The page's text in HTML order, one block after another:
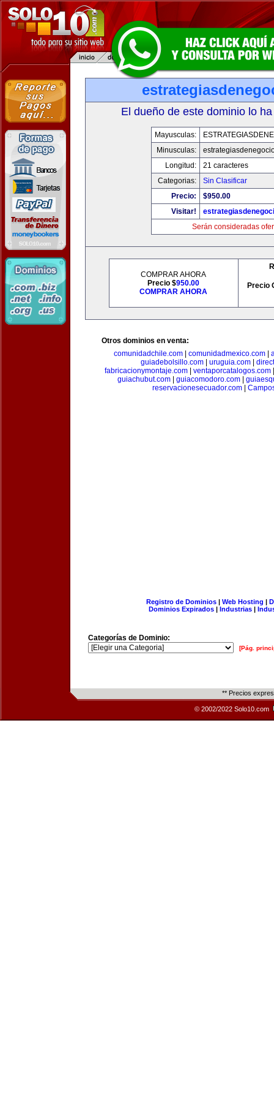
El dueño de este dominio lo
Mayusculas:
Minusculas:
Longitud:
21 caracteres
Categorias:
Sin Clasificar
Precio:
$950.00
Visitar!
Serán consideradas
COMPRAR AHORA
Precio $950.00
COMPRAR AHORA
Precio
Otros dominios en venta:
comunidadchile.com
comunidadmexico.com
guiadebolsillo.com| uruguia.com|
fabricacionymontaje.com| ventaporcatalogos.com
guiachubut.com
guiacomodoro.com
reservacionesecuador.com
Registro de Dominios| Web Hosting |
Dominios Expirados | Industrias |
Categorías de Dominio:
[Pág.
** Precios
© 2002/2022 Solo10.com